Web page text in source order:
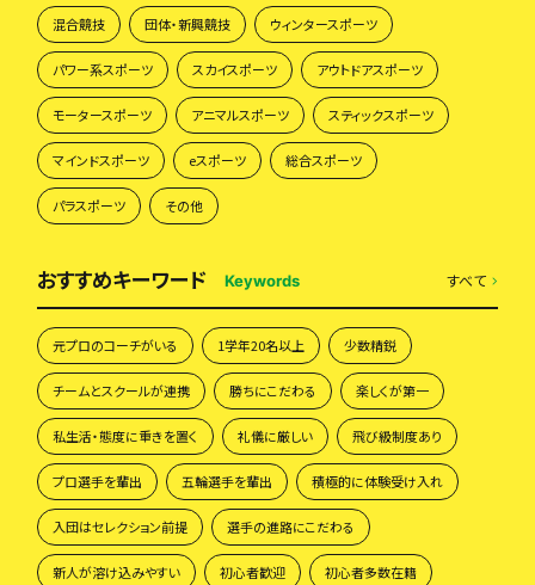
混合競技 団体・新興競技 ウィンタースポーツ
パワー系スポーツ スカイスポーツ アウトドアスポーツ
モータースポーツ アニマルスポーツ スティックスポーツ
マインドスポーツ eスポーツ 総合スポーツ
パラスポーツ その他
おすすめキーワード Keywords すべて
元プロのコーチがいる 1学年20名以上 少数精鋭
チームとスクールが連携 勝ちにこだわる 楽しくが第一
私生活・態度に重きを置く 礼儀に厳しい 飛び級制度あり
プロ選手を輩出 五輪選手を輩出 積極的に体験受け入れ
入団はセレクション前提 選手の進路にこだわる
新人が溶け込みやすい 初心者歓迎 初心者多数在籍